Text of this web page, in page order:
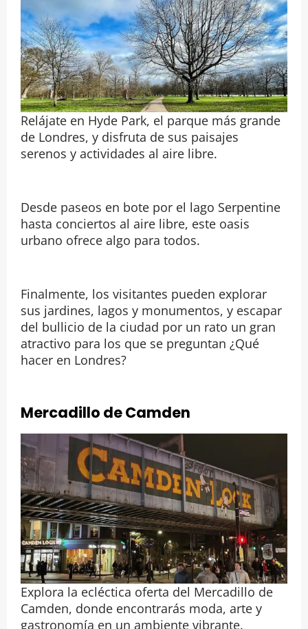
Relájate en Hyde Park, el parque más grande
de Londres, y disfruta de sus paisajes
serenos y actividades al aire libre.
Desde paseos en bote por el lago Serpentine
hasta conciertos al aire libre, este oasis
urbano ofrece algo para todos.
Finalmente, los visitantes pueden explorar
sus jardines, lagos y monumentos, y escapar
del bullicio de la ciudad por un rato un gran
atractivo para los que se preguntan ¿Qué
hacer en Londres?
Mercadillo de Camden
Explora la ecléctica oferta del Mercadillo de
Camden, donde encontrarás moda, arte y
gastronomía en un ambiente vibrante.